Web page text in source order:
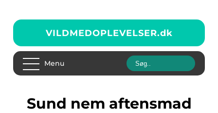
VILDMEDOPLEVELSER.dk
Menu
sund nem aftensmad